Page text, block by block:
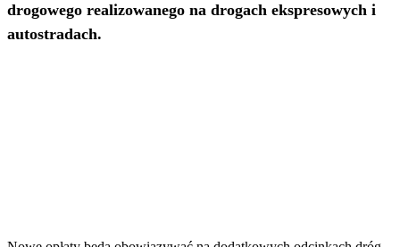
drogowego realizowanego na drogach ekspresowych i
autostradach.